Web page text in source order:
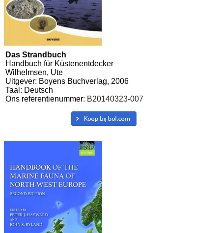
Das Strandbuch
Handbuch für Küstenentdecker
Wilhelmsen, Ute
Uitgever: Boyens Buchverlag, 2006
Taal: Deutsch
Ons referentienummer: B20140323-007